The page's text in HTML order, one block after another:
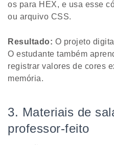
os para HEX, e usa esse
ou arquivo CSS.
Resultado: O projeto
O estudante também
registrar valores de cores
memória.
3. Materiais de
professor-feito